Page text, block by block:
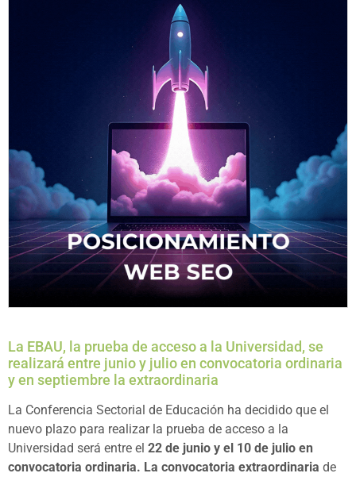
La EBAU, la prueba de acceso a la Universidad, se
realizará entre junio y julio en convocatoria ordinaria
y en septiembre la extraordinaria
La Conferencia Sectorial de Educación ha decidido que el
nuevo plazo para realizar la prueba de acceso a la
Universidad será entre el 22 de junio y el 10 de julio en
convocatoria ordinaria. La convocatoria extraordinaria de